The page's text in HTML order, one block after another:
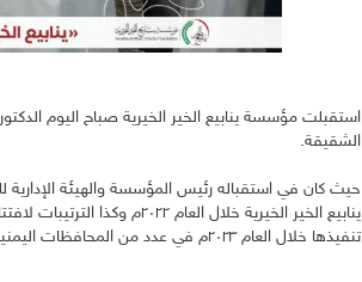
استقبلت مؤسسة ينابيع الخير الخيرية صباح اليوم
الشقيقة.
حيث كان في استقباله رئيس المؤسسة والهيئة
ينابيع الخير الخيرية خلال
تنفيذها خلال العام ٢٠٢٣م في عدد من المحافظات اليمنية.